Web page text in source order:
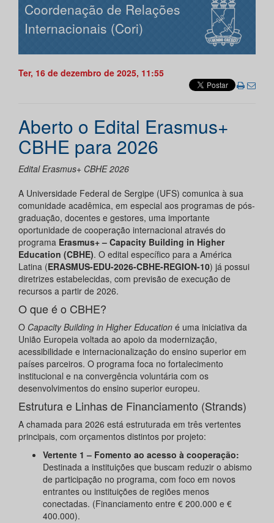
Coordenação de Relações
Internacionais (Cori)
Ter, 16 de dezembro de 2025, 11:55
Aberto o Edital Erasmus+
CBHE para 2026
Edital Erasmus+ CBHE 2026
A Universidade Federal de Sergipe (UFS) comunica à sua
comunidade acadêmica, em especial aos programas de pós-
graduação, docentes e gestores, uma importante
oportunidade de cooperação internacional através do
programa Erasmus+ – Capacity Building in Higher
Education (CBHE). O edital específico para a América
Latina (ERASMUS-EDU-2026-CBHE-REGION-10) já possui
diretrizes estabelecidas, com previsão de execução de
recursos a partir de 2026.
O que é o CBHE?
O Capacity Building in Higher Education é uma iniciativa da
União Europeia voltada ao apoio da modernização,
acessibilidade e internacionalização do ensino superior em
países parceiros. O programa foca no fortalecimento
institucional e na convergência voluntária com os
desenvolvimentos do ensino superior europeu.
Estrutura e Linhas de Financiamento (Strands)
A chamada para 2026 está estruturada em três vertentes
principais, com orçamentos distintos por projeto:
Vertente 1 – Fomento ao acesso à cooperação:
Destinada a instituições que buscam reduzir o abismo
de participação no programa, com foco em novos
entrantes ou instituições de regiões menos
conectadas. (Financiamento entre € 200.000 e €
400.000).